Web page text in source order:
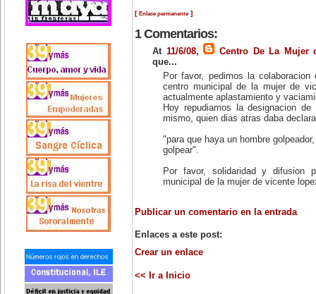
[ Enlace permanente]
1 Comentarios:
At 11/6/08,
Centro De La Mujer
que...
Por favor, pedimos la
centro municipal de la mujer de
actualmente aplastamiento y
Hoy repudiamos la designacion
mismo, quien dias atras daba
"para que haya un hombre
golpear".
Por favor, solidaridad y difusion
municipal de la mujer de vicente
Publicar un comentario en la entrada
Enlaces a este post:
Crear un enlace
<< Ir a Inicio